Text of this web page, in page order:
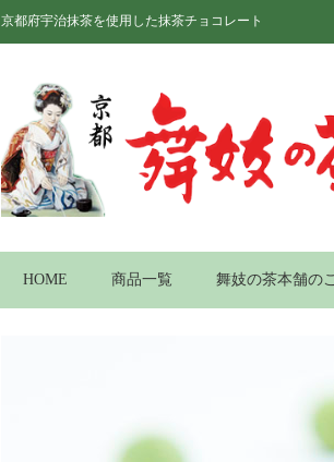
京都府宇治抹茶を使用した抹茶チョコレート
HOME 商品一覧 舞妓の茶本舗の